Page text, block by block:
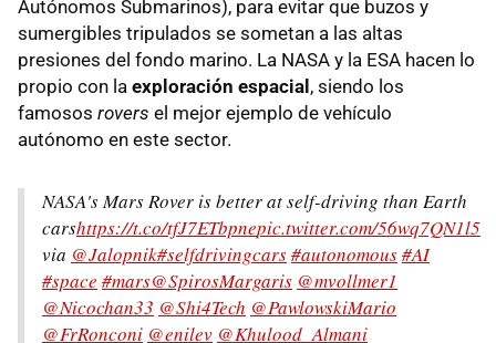
Autónomos Submarinos), para evitar que buzos y
sumergibles tripulados se sometan a las altas
presiones del fondo marino. La NASA y la ESA hacen lo
propio con la exploración espacial , siendo los
famosos rovers el mejor ejemplo de vehículo
autónomo en este sector.
NASA's Mars Rover is better at self-driving than Earth
carshttps://t.co/tfJ7ETbpnepic.twitter.com/56wq7QN1l5
via @Jalopnik#selfdrivingcars#autonomous#AI
#space #mars@SpirosMargaris @mvollmer1
@Nicochan33 @Shi4Tech @PawlowskiMario
@FrRonconi @enilev @Khulood_Almani